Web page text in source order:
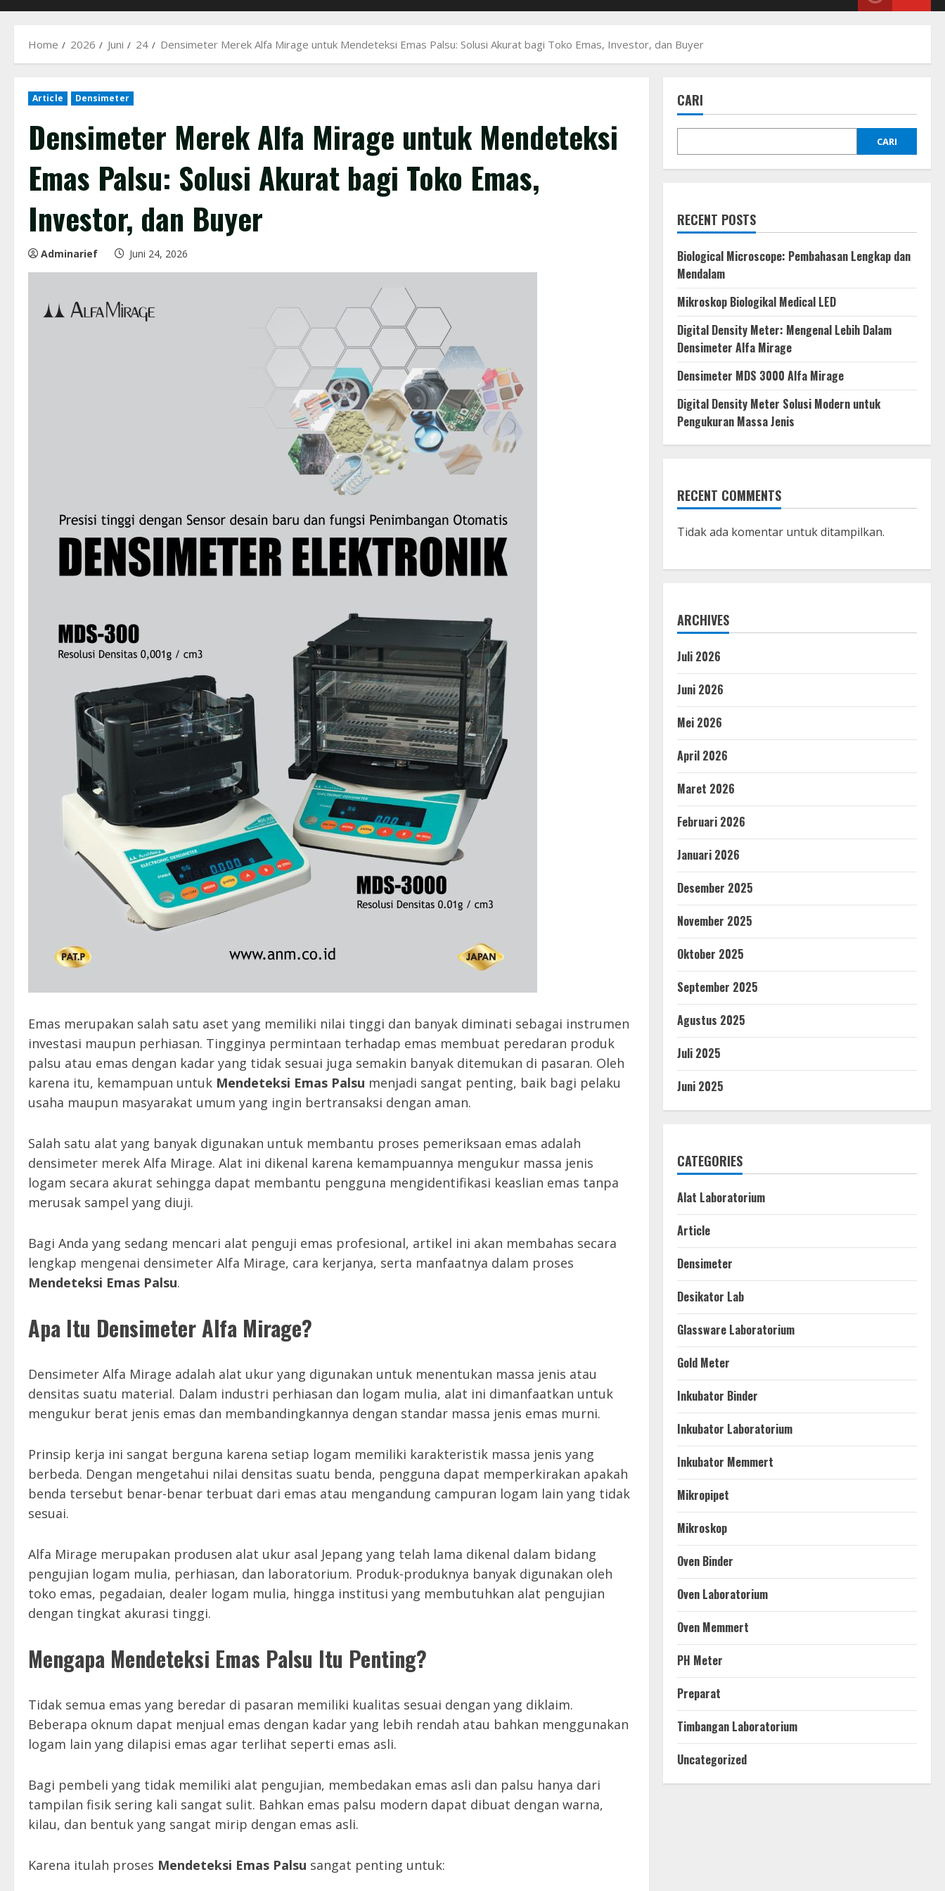
Home 2026 Juni 24 Densimeter Merek Alfa Mirage untuk Mendeteksi Emas Palsu: Solusi Akurat bagi Toko Emas, Investor, dan Buyer
Article Densimeter
Densimeter Merek Alfa Mirage untuk Mendeteksi
Emas Palsu: Solusi Akurat bagi Toko Emas,
Investor, dan Buyer
Adminarief Juni 24, 2026
Emas merupakan salah satu aset yang memiliki nilai tinggi dan banyak diminati sebagai instrumen
investasi maupun perhiasan. Tingginya permintaan terhadap emas membuat peredaran produk
palsu atau emas dengan kadar yang tidak sesuai juga semakin banyak ditemukan di pasaran. Oleh
karena itu, kemampuan untuk Mendeteksi Emas Palsu menjadi sangat penting, baik bagi pelaku
usaha maupun masyarakat umum yang ingin bertransaksi dengan aman.
Salah satu alat yang banyak digunakan untuk membantu proses pemeriksaan emas adalah
densimeter merek Alfa Mirage. Alat ini dikenal karena kemampuannya mengukur massa jenis
logam secara akurat sehingga dapat membantu pengguna mengidentifikasi keaslian emas tanpa
merusak sampel yang diuji.
Bagi Anda yang sedang mencari alat penguji emas profesional, artikel ini akan membahas secara
lengkap mengenai densimeter Alfa Mirage, cara kerjanya, serta manfaatnya dalam proses
Mendeteksi Emas Palsu.
Apa Itu Densimeter Alfa Mirage?
Densimeter Alfa Mirage adalah alat ukur yang digunakan untuk menentukan massa jenis atau
densitas suatu material. Dalam industri perhiasan dan logam mulia, alat ini dimanfaatkan untuk
mengukur berat jenis emas dan membandingkannya dengan standar massa jenis emas murni.
Prinsip kerja ini sangat berguna karena setiap logam memiliki karakteristik massa jenis yang
berbeda. Dengan mengetahui nilai densitas suatu benda, pengguna dapat memperkirakan apakah
benda tersebut benar-benar terbuat dari emas atau mengandung campuran logam lain yang tidak
sesuai.
Alfa Mirage merupakan produsen alat ukur asal Jepang yang telah lama dikenal dalam bidang
pengujian logam mulia, perhiasan, dan laboratorium. Produk-produknya banyak digunakan oleh
toko emas, pegadaian, dealer logam mulia, hingga institusi yang membutuhkan alat pengujian
dengan tingkat akurasi tinggi.
Mengapa Mendeteksi Emas Palsu Itu Penting?
Tidak semua emas yang beredar di pasaran memiliki kualitas sesuai dengan yang diklaim.
Beberapa oknum dapat menjual emas dengan kadar yang lebih rendah atau bahkan menggunakan
logam lain yang dilapisi emas agar terlihat seperti emas asli.
Bagi pembeli yang tidak memiliki alat pengujian, membedakan emas asli dan palsu hanya dari
tampilan fisik sering kali sangat sulit. Bahkan emas palsu modern dapat dibuat dengan warna,
kilau, dan bentuk yang sangat mirip dengan emas asli.
Karena itulah proses Mendeteksi Emas Palsu sangat penting untuk:
CARI
CARI
RECENT POSTS
Biological Microscope: Pembahasan Lengkap dan
Mendalam
Mikroskop Biologikal Medical LED
Digital Density Meter: Mengenal Lebih Dalam
Densimeter Alfa Mirage
Densimeter MDS 3000 Alfa Mirage
Digital Density Meter Solusi Modern untuk
Pengukuran Massa Jenis
RECENT COMMENTS
Tidak ada komentar untuk ditampilkan.
ARCHIVES
Juli 2026
Juni 2026
Mei 2026
April 2026
Maret 2026
Februari 2026
Januari 2026
Desember 2025
November 2025
Oktober 2025
September 2025
Agustus 2025
Juli 2025
Juni 2025
CATEGORIES
Alat Laboratorium
Article
Densimeter
Desikator Lab
Glassware Laboratorium
Gold Meter
Inkubator Binder
Inkubator Laboratorium
Inkubator Memmert
Mikropipet
Mikroskop
Oven Binder
Oven Laboratorium
Oven Memmert
PH Meter
Preparat
Timbangan Laboratorium
Uncategorized